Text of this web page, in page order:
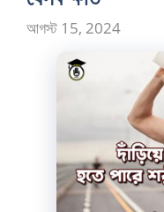
আগস্ট 15, 2024